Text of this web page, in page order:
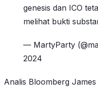
genesis dan ICO
melihat bukti
— MartyParty
2024
Analis Bloomberg